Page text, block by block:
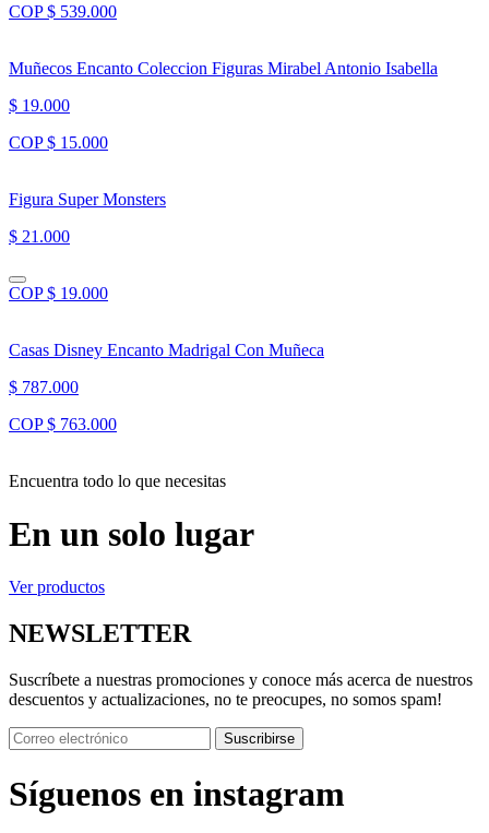
COP $ 539.000
Muñecos Encanto Coleccion Figuras Mirabel Antonio Isabella
$ 19.000
COP $ 15.000
Figura Super Monsters
$ 21.000
COP $ 19.000
Casas Disney Encanto Madrigal Con Muñeca
$ 787.000
COP $ 763.000
Encuentra todo lo que necesitas
En un solo lugar
Ver productos
NEWSLETTER
Suscríbete a nuestras promociones y conoce más acerca de nuestros
descuentos y actualizaciones, no te preocupes, no somos spam!
Suscribirse
Síguenos en instagram